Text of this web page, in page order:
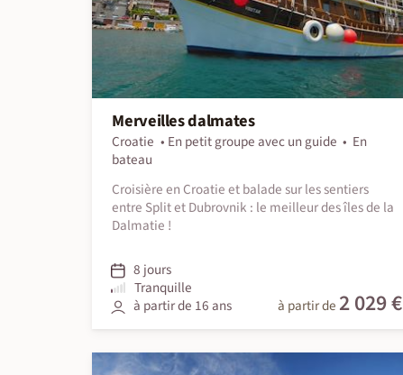
Merveilles dalmates
Croatie En petit groupe avec un guide
En
bateau
Croisière en Croatie et balade sur les sentiers
entre Split et Dubrovnik : le meilleur des îles de la
Dalmatie !
8 jours
Tranquille
à partir de 16 ans
à partir de 2 029 €